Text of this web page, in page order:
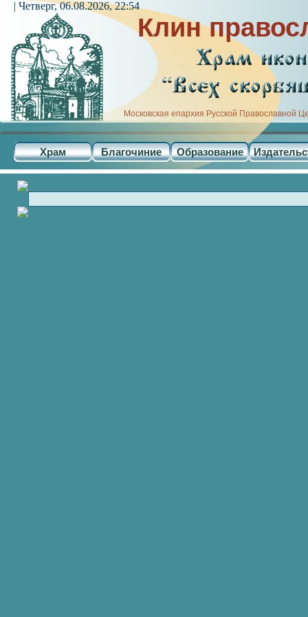
Клин
Московская епархия Русской Православной
Храм Благочиние Образование
| Четверг, 06.08.2026, 22:54